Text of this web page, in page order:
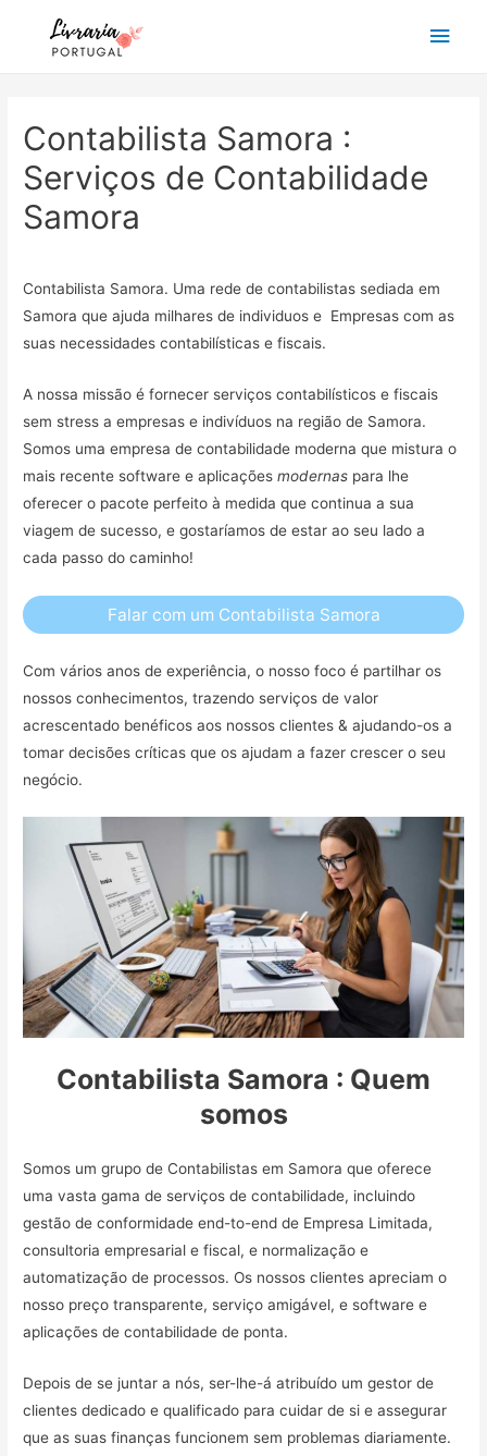
Main
Contabilista Samora :
Serviços de Contabilidade
Samora
Contabilista Samora. Uma rede de contabilistas sediada em
Samora que ajuda milhares de individuos e Empresas com as
suas necessidades contabilísticas e fiscais.
A nossa missão é fornecer serviços contabilísticos e fiscais
sem stress a empresas e indivíduos na região de Samora.
Somos uma empresa de contabilidade moderna que mistura o
mais recente software e aplicaçõesmodernas para lhe
oferecer o pacote perfeito à medida que continua a sua
viagem de sucesso, e gostaríamos de estar ao seu lado a
cada passo do caminho!
Falar com um Contabilista Samora
Com vários anos de experiência, o nosso foco é partilhar os
nossos conhecimentos, trazendo serviços de valor
acrescentado benéficos aos nossos clientes & ajudando-os a
tomar decisões críticas que os ajudam a fazer crescer o seu
negócio.
Contabilista Samora : Quem
somos
Somos um grupo de Contabilistas em Samora que oferece
uma vasta gama de serviços de contabilidade, incluindo
gestão de conformidade end-to-end de Empresa Limitada,
consultoria empresarial e fiscal, e normalização e
automatização de processos. Os nossos clientes apreciam o
nosso preço transparente, serviço amigável, e software e
aplicações de contabilidade de ponta.
Depois de se juntar a nós, ser-lhe-á atribuído um gestor de
clientes dedicado e qualificado para cuidar de si e assegurar
que as suas finanças funcionem sem problemas diariamente.